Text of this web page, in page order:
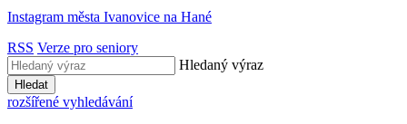
Instagram města Ivanovice na Hané
RSS Verze pro seniory
Hledaný výraz
Hledat
rozšířené vyhledávání